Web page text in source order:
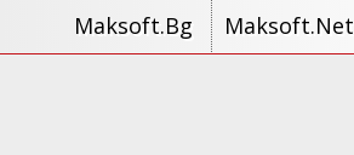
Maksoft.Bg Maksoft.Net